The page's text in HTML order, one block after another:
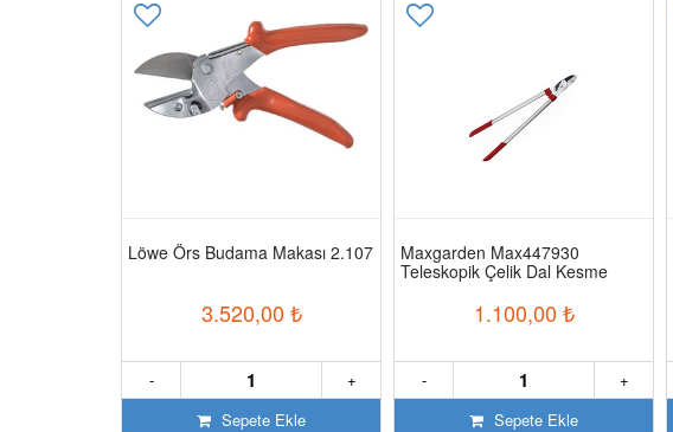
Löwe Örs Budama Makası 2.107
3.520,00 ₺
+
-
Sepete Ekle
Maxgarden Max447930
Teleskopik Çelik Dal Kesme
1.100,00 ₺
+
-
Sepete Ekle